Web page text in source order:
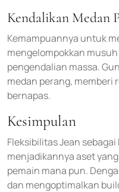
Kendalikan Medan
Kemampuannya untuk
mengelompokkan
pengendalian massa.
medan perang, memberi
bernapas.
Kesimpulan
Fleksibilitas Jean
menjadikannya aset
pemain mana pun.
dan mengoptimalkan